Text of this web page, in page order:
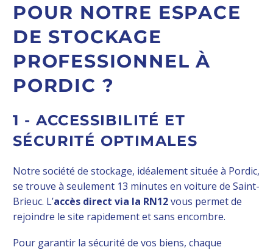
POUR NOTRE ESPACE
DE STOCKAGE
PROFESSIONNEL À
PORDIC ?
1 - ACCESSIBILITÉ ET
SÉCURITÉ OPTIMALES
Notre société de stockage, idéalement située à Pordic,
se trouve à seulement 13 minutes en voiture de Saint-
Brieuc. L’accès direct via la RN12vous permet de
rejoindre le site rapidement et sans encombre.
Pour garantir la sécurité de vos biens, chaque